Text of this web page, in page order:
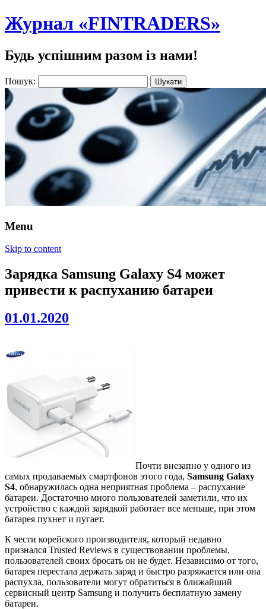
Журнал «FINTRADERS»
Будь успішним разом із нами!
Пошук:
Menu
Skip to content
Зарядка Samsung Galaxy S4 может
привести к распуханию батареи
01.01.2020
Почти внезапно у одного из
самых продаваемых смартфонов этого года, Samsung Galaxy
S4, обнаружилась одна неприятная проблема – распухание
батареи. Достаточно много пользователей заметили, что их
устройство с каждой зарядкой работает все меньше, при этом
батарея пухнет и пугает.
К чести корейского производителя, который недавно
признался Trusted Reviews в существовании проблемы,
пользователей своих бросать он не будет. Независимо от того,
батарея перестала держать заряд и быстро разряжается или она
распухла, пользователи могут обратиться в ближайший
сервисный центр Samsung и получить бесплатную замену
батареи.